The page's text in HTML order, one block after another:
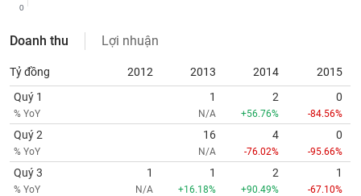
0
Doanh thu Lợi nhuận
Tỷ đồng 2012 2013 2014
2015
Quý 1
% YoY
1
N/A
2
+56.76%
0
-84.56%
Quý 2
% YoY
16
N/A
4
-76.02%
0
-95.66%
Quý 3
% YoY
1
N/A
1
+16.18%
2
+90.49%
1
-67.10%
cụ
tư
Truyền
thông
tài
chính